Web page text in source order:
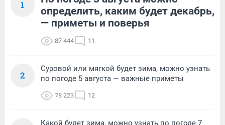
1
определить, каким будет декабрь,
— приметы и поверья
87 444 11
2
Суровой или мягкой будет зима, можно узнать
по погоде 5 августа — важные приметы
78 223 12
Какой будет зима, можно узнать по погоде 7